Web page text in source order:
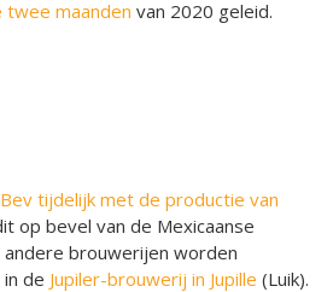
maanden van 2020 geleid.
tijdelijk met de productie van
op bevel van de Mexicaanse
brouwerijen worden
de Jupiler-brouwerij in Jupille (Luik).